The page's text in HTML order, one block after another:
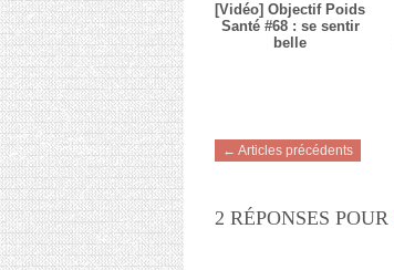
[Vidéo] Objectif Poids
Santé #68 : se sentir
belle
← Articles précédents
2 RÉPONSES POUR